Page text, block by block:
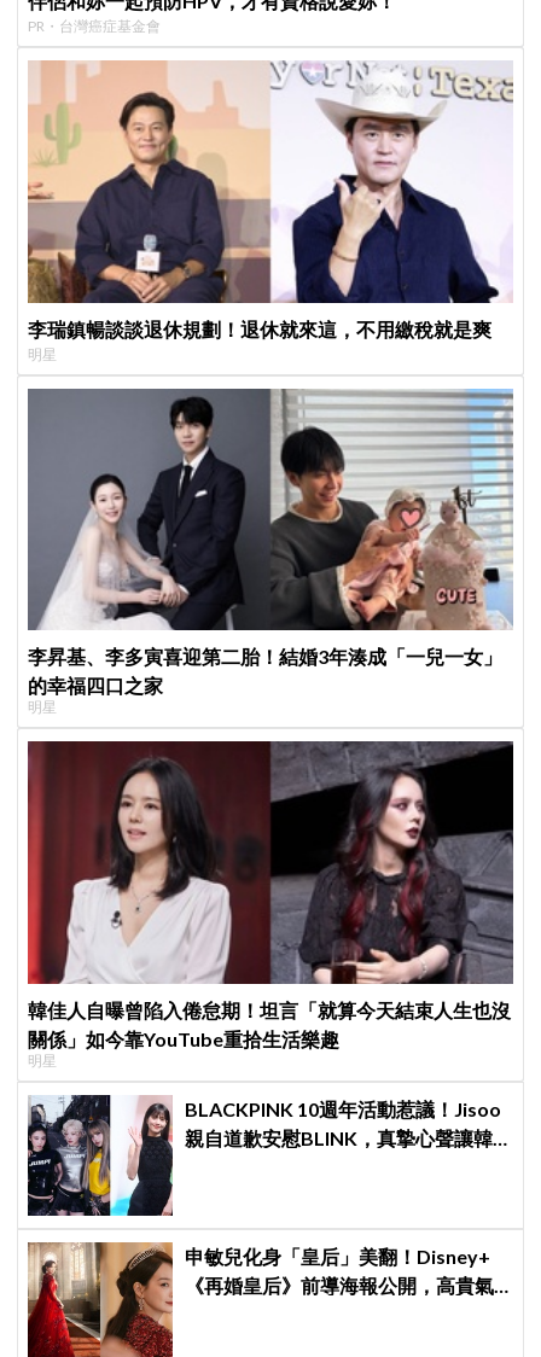
PR・台灣癌症基金會
李瑞鎮暢談談退休規劃！退休就來這，不用繳稅就是爽
明星
李昇基、李多寅喜迎第二胎！結婚3年湊成「一兒一女」
的幸福四口之家
明星
韓佳人自曝曾陷入倦怠期！坦言「就算今天結束人生也沒
關係」如今靠YouTube重拾生活樂趣
明星
BLACKPINK 10週年活動惹議！Jisoo
親自道歉安慰BLINK，真摯心聲讓韓
申敏兒化身「皇后」美翻！Disney+
《再婚皇后》前導海報公開，高貴氣